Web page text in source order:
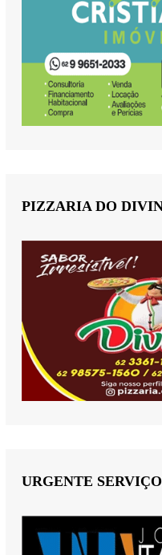
PIZZARIA DO
URGENTE